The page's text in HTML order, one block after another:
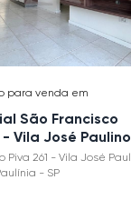
para venda em
São Francisco
- Vila José Paulino
Piva 261 - Vila José
- SP